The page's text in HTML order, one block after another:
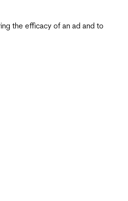
the efficacy of an ad and to